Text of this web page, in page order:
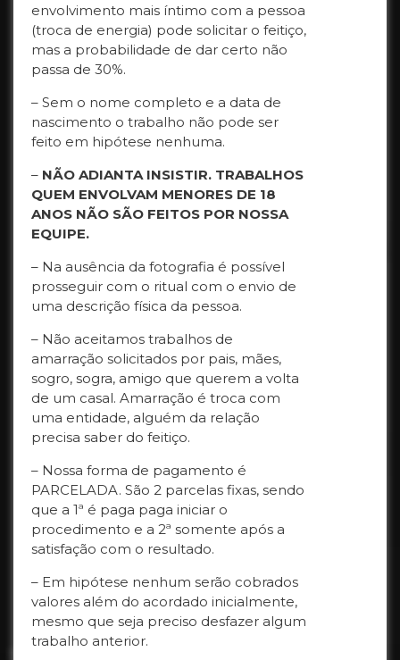
envolvimento mais íntimo com a pessoa
(troca de energia) pode solicitar o feitiço,
mas a probabilidade de dar certo não
passa de 30%.
– Sem o nome completo e a data de
nascimento o trabalho não pode ser
feito em hipótese nenhuma.
– NÃO ADIANTA INSISTIR. TRABALHOS
QUEM ENVOLVAM MENORES DE 18
ANOS NÃO SÃO FEITOS POR NOSSA
EQUIPE.
– Na ausência da fotografia é possível
prosseguir com o ritual com o envio de
uma descrição física da pessoa.
– Não aceitamos trabalhos de
amarração solicitados por pais, mães,
sogro, sogra, amigo que querem a volta
de um casal. Amarração é troca com
uma entidade, alguém da relação
precisa saber do feitiço.
– Nossa forma de pagamento é
PARCELADA. São 2 parcelas fixas, sendo
que a 1ª é paga paga iniciar o
procedimento e a 2ª somente após a
satisfação com o resultado.
– Em hipótese nenhum serão cobrados
valores além do acordado inicialmente,
mesmo que seja preciso desfazer algum
trabalho anterior.